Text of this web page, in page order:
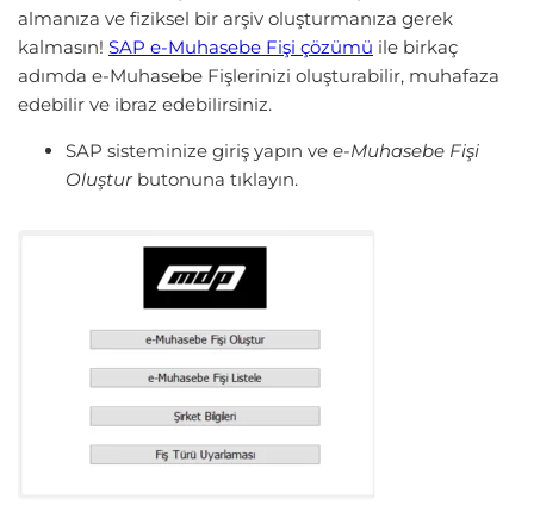
almanıza ve fiziksel bir arşiv oluşturmanıza gerek
kalmasın! SAP e-Muhasebe Fişi çözümü ile birkaç
adımda e-Muhasebe Fişlerinizi oluşturabilir, muhafaza
edebilir ve ibraz edebilirsiniz.
SAP sisteminize giriş yapın ve e-Muhasebe Fişi
Oluşturbutonuna tıklayın.